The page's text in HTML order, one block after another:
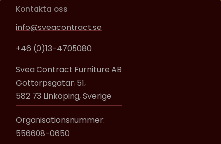
Kontakta oss
info@sveacontract.se
+46 (0)13-4705080
Svea Contract Furniture AB
Gottorpsgatan 51,
582 73 Linköping, Sverige
Organisationsnummer:
556608-0650